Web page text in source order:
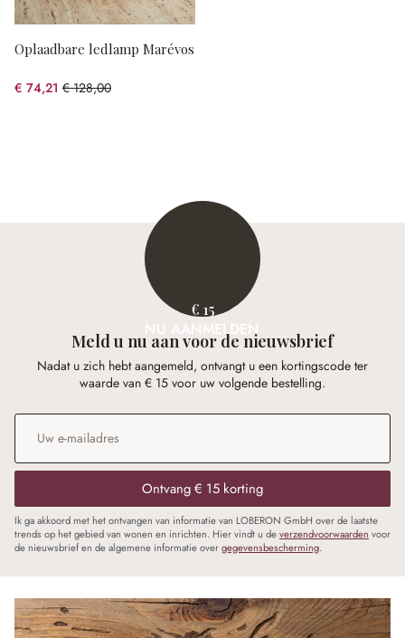
Oplaadbare ledlamp Marévos
€ 74,21 € 128,00
(42.02% gespart)
€ 15
NU AANMELDEN
Meld u nu aan voor de nieuwsbrief
Nadat u zich hebt aangemeld, ontvangt u een kortingscode ter
waarde van € 15 voor uw volgende bestelling.
E-mailadres
Ontvang € 15 korting
Ik ga akkoord met het ontvangen van informatie van LOBERON GmbH over de laatste
trends op het gebied van wonen en inrichten. Hier vindt u deverzendvoorwaarden voor
de nieuwsbrief en de algemene informatie overgegevensbescherming.